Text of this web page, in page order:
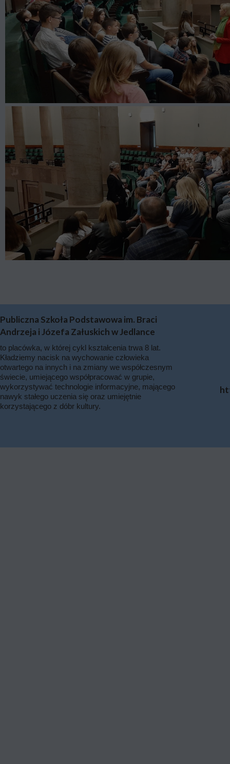
to placówka, w której cykl kształcenia trwa 8 lat.
Kładziemy nacisk na wychowanie człowieka
otwartego na innych i na zmiany we współczesnym
świecie, umiejącego współpracować w grupie,
wykorzystywać technologie informacyjne, mającego
nawyk stałego uczenia się oraz umiejętnie
korzystającego z dóbr kultury.
Publiczna Szkoła Podstawowa im. Braci
Andrzeja i Józefa Załuskich w Jedlance